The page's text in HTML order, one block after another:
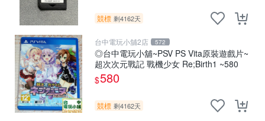
競標 剩4162天
台中電玩小舖2店 572
◎台中電玩小舖~PSV PS Vita原裝遊戲片~
超次次元戰記 戰機少女 Re;Birth1 ~580
$580
競標 剩4162天